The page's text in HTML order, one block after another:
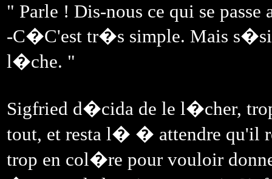
" Parle ! Dis-nous ce qui se passe
-C�C'est tr�s simple. Mais s�si
l�che. "
Sigfried d�cida de le l�cher,
tout, et resta l� � attendre qu'il
trop en col�re pour vouloir